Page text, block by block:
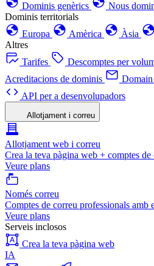
Dominis genèrics
Nous
Dominis territorials
Europa
Amèrica Àsia
Altres
Tarifes
Descomptes per
Acreditacions de dominis
API per a desenvolupadors
Allotjament i correu
Allotjament web i correu
Crea la teva pàgina web + comptes
Veure plans
Només correu
Comptes de correu professionals amb
Veure plans
Serveis inclosos
Crea la teva pàgina web
IA